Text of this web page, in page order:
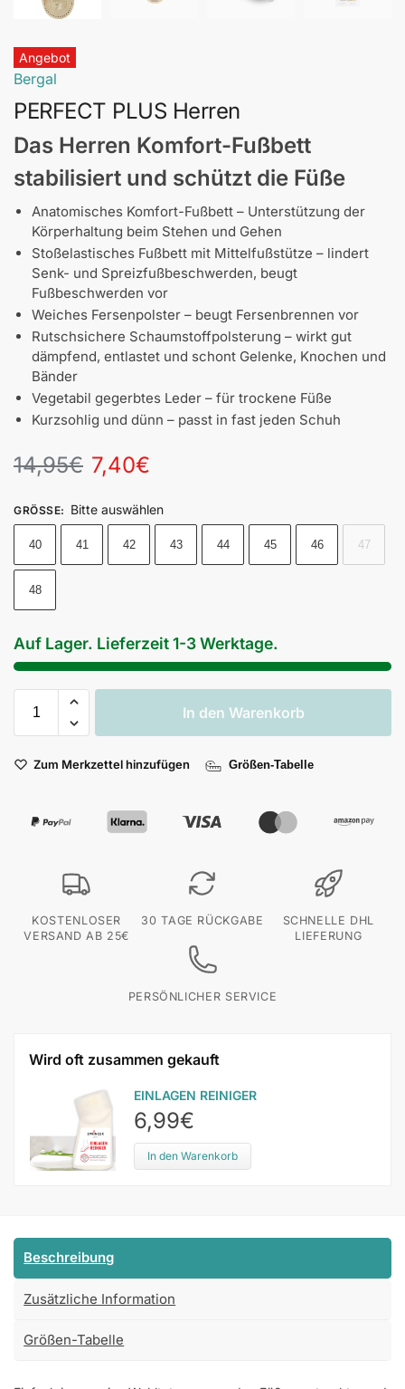
Angebot
Bergal
PERFECT PLUS Herren
Das Herren Komfort-Fußbett
stabilisiert und schützt die Füße
Anatomisches Komfort-Fußbett – Unterstützung der
Körperhaltung beim Stehen und Gehen
Stoßelastisches Fußbett mit Mittelfußstütze – lindert
Senk- und Spreizfußbeschwerden, beugt
Fußbeschwerden vor
Weiches Fersenpolster – beugt Fersenbrennen vor
Rutschsichere Schaumstoffpolsterung – wirkt gut
dämpfend, entlastet und schont Gelenke, Knochen und
Bänder
Vegetabil gegerbtes Leder – für trockene Füße
Kurzsohlig und dünn – passt in fast jeden Schuh
14,95€ 7,40€
GRÖSSE : Bitte auswählen
40 41 42 43 44 45 46 47
48
Auf Lager. Lieferzeit 1-3 Werktage.
In den Warenkorb
Zum Merkzettel hinzufügen Größen-Tabelle
KOSTENLOSER
VERSAND AB 25€
30 TAGE RÜCKGABE
SCHNELLE DHL
LIEFERUNG
PERSÖNLICHER SERVICE
Wird oft zusammen gekauft
EINLAGEN REINIGER
6,99€
In den Warenkorb
Beschreibung
Zusätzliche Information
Größen-Tabelle